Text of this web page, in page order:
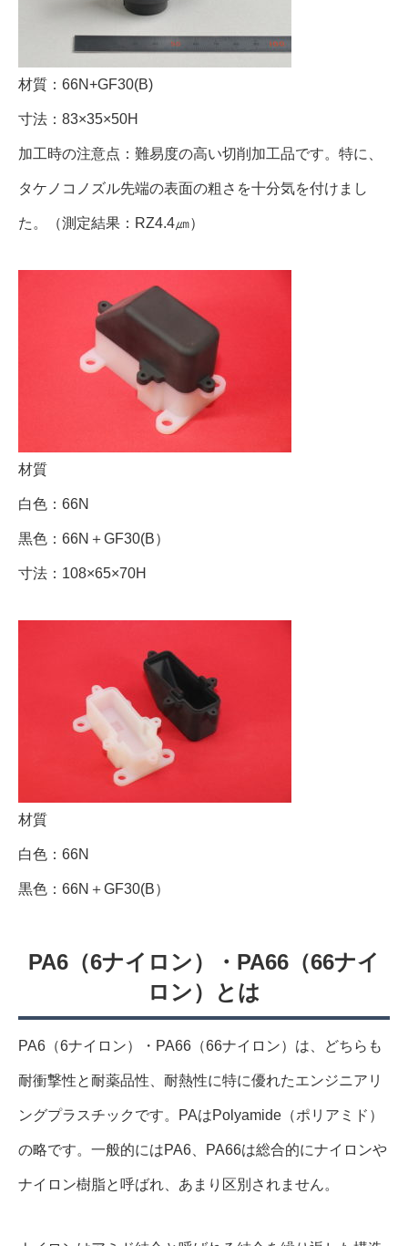
材質：66N+GF30(B)
寸法：83×35×50H
加工時の注意点：難易度の高い切削加工品です。特に、
タケノコノズル先端の表面の粗さを十分気を付けまし
た。（測定結果：RZ4.4㎛）
材質
白色：66N
黒色：66N＋GF30(B）
寸法：108×65×70H
材質
白色：66N
黒色：66N＋GF30(B）
PA6（6ナイロン）・PA66（66ナイ
ロン）とは
PA6（6ナイロン）・PA66（66ナイロン）は、どちらも
耐衝撃性と耐薬品性、耐熱性に特に優れたエンジニアリ
ングプラスチックです。PAはPolyamide（ポリアミド）
の略です。一般的にはPA6、PA66は総合的にナイロンや
ナイロン樹脂と呼ばれ、あまり区別されません。